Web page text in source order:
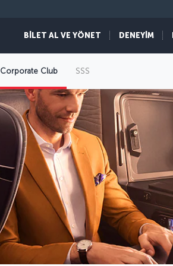
BİLET AL VE YÖNET DENEYİM
Corporate Club SSS